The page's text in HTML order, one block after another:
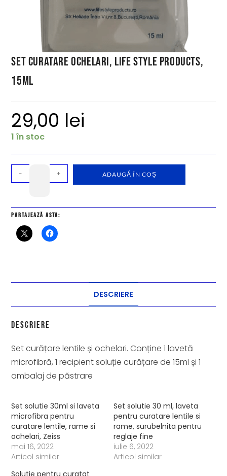
Set curatare ochelari, Life Style Products,
15ml
29,00 lei
1 în stoc
- + ADAUGĂ ÎN COȘ
Partajează asta:
DESCRIERE
Descriere
Set curățare lentile și ochelari. Conține 1 lavetă
microfibră, 1 recipient soluție curățare de 15ml și 1
ambalaj de păstrare
Set solutie 30ml si laveta
microfibra pentru
curatare lentile, rame si
ochelari, Zeiss
mai 16, 2022
Articol similar
Set solutie 30 ml, laveta
pentru curatare lentile si
rame, surubelnita pentru
reglaje fine
iulie 6, 2022
Articol similar
Solutie pentru curatat